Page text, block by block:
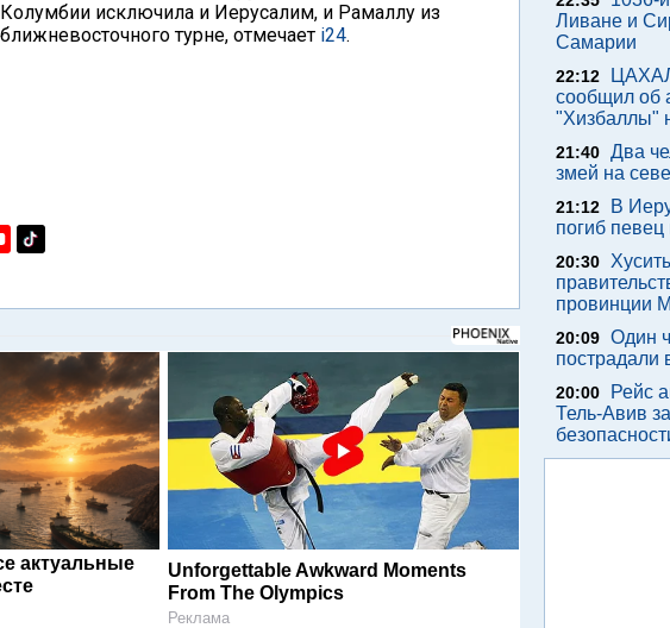
исключила и Иерусалим, и Рамаллу из
турне, отмечает i24.
актуальные
Unforgettable Awkward Moments
From The Olympics
Реклама
Ливане и
Самарии
22:12
сообщил об
"Хизбаллы"
21:40 Два
змей на
21:12
В
погиб
20:30
провинции
20:09 Один
пострадали
20:00
Рейс
Тель-Авив